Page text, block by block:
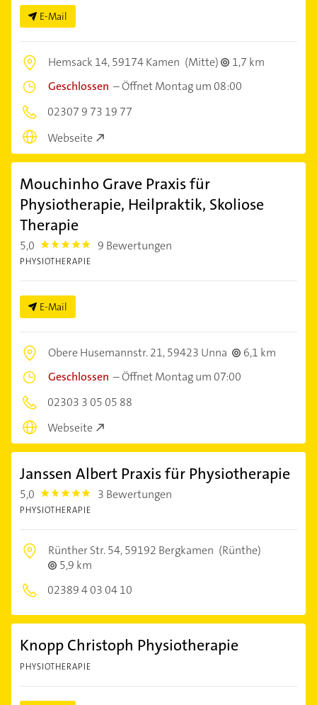
E-Mail
Hemsack 14,59174 Kamen (Mitte)
1,7 km
Geschlossen –Öffnet Montag um 08:00
02307 9 73 19 77
Webseite
Mouchinho Grave Praxis für
Physiotherapie, Heilpraktik, Skoliose
Therapie
5,0 5.0 9 Bewertungen
PHYSIOTHERAPIE
E-Mail
Obere Husemannstr. 21,59423 Unna
6,1 km
Geschlossen –Öffnet Montag um 07:00
02303 3 05 05 88
Webseite
Janssen Albert Praxis für Physiotherapie
5,0 5.0 3 Bewertungen
PHYSIOTHERAPIE
Rünther Str. 54,59192 Bergkamen (Rünthe)
5,9 km
02389 4 03 04 10
Knopp Christoph Physiotherapie
PHYSIOTHERAPIE